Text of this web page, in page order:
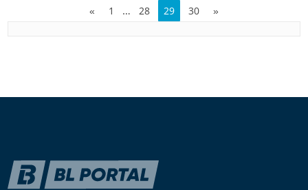
« 1 … 28 29 30 »